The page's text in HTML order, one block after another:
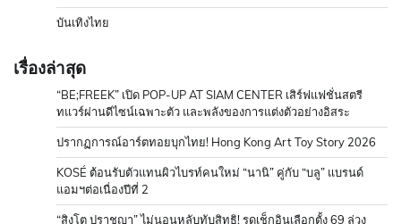
บันเทิงไทย
เรื่องล่าสุด
“BE;FREEK” เปิด POP-UP AT SIAM CENTER เสิร์ฟแฟชั่นสตรี
ทแวร์ผ่านดีไซน์เฉพาะตัว และพลังของการแต่งตัวอย่างอิสระ
ปรากฏการณ์อาร์ตทอยบุกไทย! Hong Kong Art Toy Story 2026
KOSÉ ต้อนรับตัวแทนผิวไบรท์คนใหม่ “นานิ” คู่กับ “บลู” แบรนด์
แอมฯต่อเนื่องปีที่ 2
“สิงโต ปราชญา” ไม่นอนหลับทับสิทธิ! รุดเช็กอินเลือกตั้ง 69 ล่วง